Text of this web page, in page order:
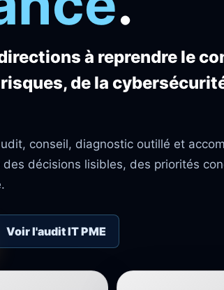
à reprendre le
de la
conseil, diagnostic outillé et
décisions lisibles, des priorités
Voir l'audit IT PME